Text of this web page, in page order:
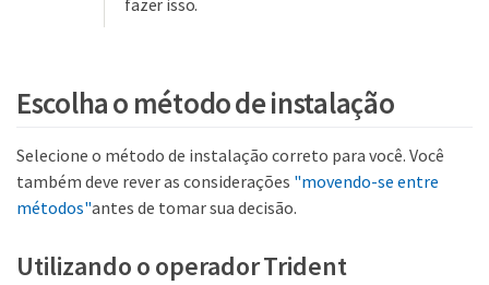
Escolha o método de instalação
Selecione o método de instalação correto para você. Você
também deve rever as considerações "movendo-se entre
métodos"antes de tomar sua decisão.
Utilizando o operador Trident